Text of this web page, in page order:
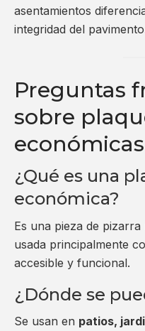
asentamientos
integridad del
Preguntas
sobre
económicas
¿Qué es una
económica?
Es una pieza de
usada principalmente
accesible y funcional.
¿Dónde se
Se usan en patios,